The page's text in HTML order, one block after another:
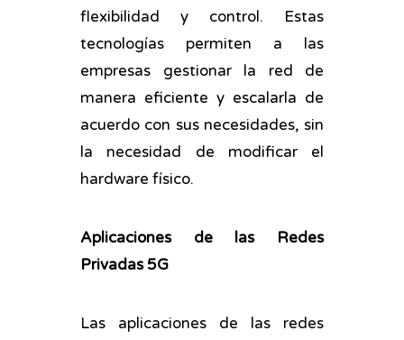
flexibilidad y control. Estas
tecnologías permiten a las
empresas gestionar la red de
manera eficiente y escalarla de
acuerdo con sus necesidades, sin
la necesidad de modificar el
hardware físico.
Aplicaciones de las Redes
Privadas 5G
Las aplicaciones de las redes